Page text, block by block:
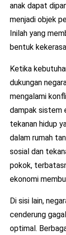
anak dapat
menjadi objek
Inilah yang
bentuk
Ketika
dukungan
mengalami
dampak sistem
tekanan hidup
dalam rumah
sosial dan
pokok,
ekonomi
Di sisi lain,
cenderung
optimal.